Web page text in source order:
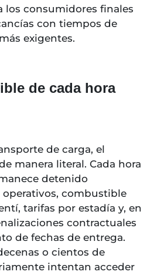
los consumidores finales
con tiempos de
exigentes.
de cada hora
de carga, el
manera literal. Cada hora
detenido
operativos, combustible
tarifas por estadía y, en
contractuales
de fechas de entrega.
o cientos de
intentan acceder